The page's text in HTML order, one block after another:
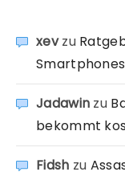
xevzu
Jadawin zu
bekommt
Fidsh zu